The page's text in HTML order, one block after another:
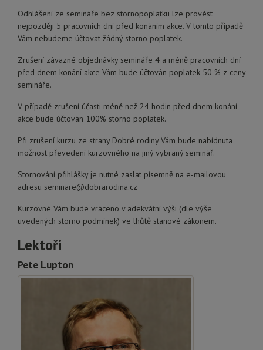
Odhlášení ze semináře bez stornopoplatku lze provést
nejpozději 5 pracovních dní před konáním akce. V tomto případě
Vám nebudeme účtovat žádný storno poplatek.
Zrušení závazné objednávky semináře 4 a méně pracovních dní
před dnem konání akce Vám bude účtován poplatek 50 % z ceny
semináře.
V případě zrušení účasti méně než 24 hodin před dnem konání
akce bude účtován 100% storno poplatek.
Při zrušení kurzu ze strany Dobré rodiny Vám bude nabídnuta
možnost převedení kurzovného na jiný vybraný seminář.
Stornování přihlášky je nutné zaslat písemně na e-mailovou
adresu seminare@dobrarodina.cz
Kurzovné Vám bude vráceno v adekvátní výši (dle výše
uvedených storno podmínek) ve lhůtě stanové zákonem.
Lektoři
Pete Lupton